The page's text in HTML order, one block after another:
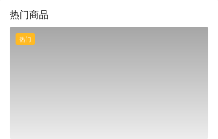
价）
邀请您亲自来品尝，那入口即化的极致美味，绝对让您惊艳不
已！推荐使用 FunNow 先行订位，感受更完整的美食体验！
热门商品
热门